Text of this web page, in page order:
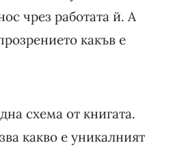
чрез работата й. А
какъв е
схема от книгата.
какво е уникалният